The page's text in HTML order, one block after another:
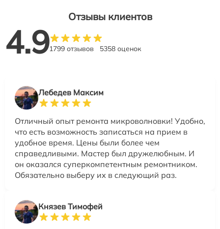
Отзывы клиентов
4.91799 отзывов 5358 оценок
Лебедев Максим
Отличный опыт ремонта микроволновки! Удобно,
что есть возможность записаться на прием в
удобное время. Цены были более чем
справедливыми. Мастер был дружелюбным. И
он оказался суперкомпетентным ремонтником.
Обязательно выберу их в следующий раз.
Князев Тимофей